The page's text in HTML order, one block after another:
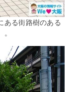
ある街路樹のある